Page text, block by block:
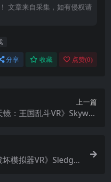
文章来自采集，如有侵权请
分享 收藏 点赞(0)
上一篇
：王国乱斗VR》Skywor
模拟器VR》Sledge